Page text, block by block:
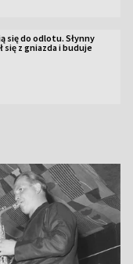
się do odlotu. Słynny
się z gniazda i buduje